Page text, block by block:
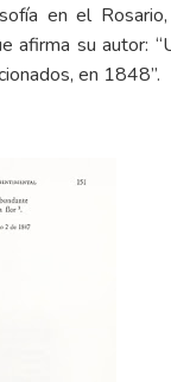
en el
afirma su autor:
en 1848”.